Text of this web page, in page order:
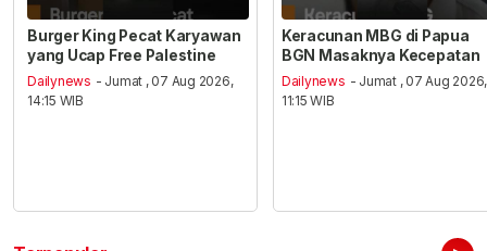
Burger King Pecat Karyawan
yang Ucap Free Palestine
Dailynews - Jumat , 07 Aug 2026,
14:15 WIB
Keracunan MBG di Papua
BGN Masaknya Kecepatan
Dailynews - Jumat , 07 Aug 2026,
11:15 WIB